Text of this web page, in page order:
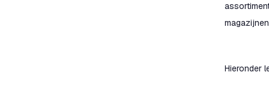
Hieronder